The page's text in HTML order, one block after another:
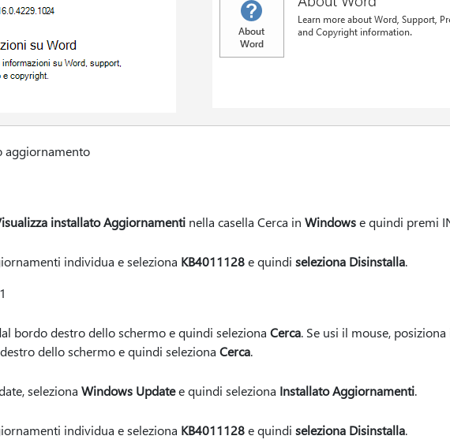
aggiornamento
installato Aggiornamentinella casella Cerca in Windowse quindi premi
individua e seleziona KB4011128e quindi seleziona Disinstalla.
bordo destro dello schermo e quindi seleziona Cerca. Se usi il mouse,
dello schermo e quindi seleziona Cerca.
seleziona Windows Updatee quindi seleziona Installato Aggiornamenti.
individua e seleziona KB4011128e quindi seleziona Disinstalla.